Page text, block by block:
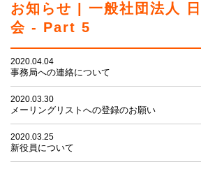
お知らせ | 一般社団法人
会 - Part 5
2020.04.04
事務局への連絡について
2020.03.30
メーリングリストへの登録のお願い
2020.03.25
新役員について